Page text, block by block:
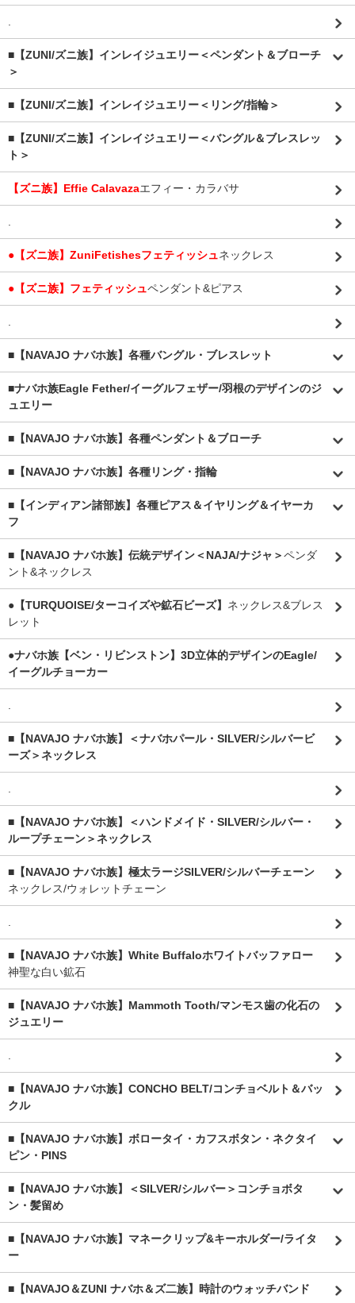
.
■【ZUNI/ズニ族】インレイジュエリー＜ペンダント＆ブローチ
＞
■【ZUNI/ズニ族】インレイジュエリー＜リング/指輪＞
■【ZUNI/ズニ族】インレイジュエリー＜バングル＆ブレスレッ
ト＞
【ズニ族】Effie Calavazaエフィー・カラバサ
.
●【ズニ族】ZuniFetishesフェティッシュネックレス
●【ズニ族】フェティッシュペンダント&ピアス
.
■【NAVAJO ナバホ族】各種バングル・ブレスレット
■ナバホ族Eagle Fether/イーグルフェザー/羽根のデザインのジ
ュエリー
■【NAVAJO ナバホ族】各種ペンダント＆ブローチ
■【NAVAJO ナバホ族】各種リング・指輪
■【インディアン諸部族】各種ピアス＆イヤリング＆イヤーカ
フ
■【NAVAJO ナバホ族】伝統デザイン＜NAJA/ナジャ＞ペンダ
ント&ネックレス
●【TURQUOISE/ターコイズや鉱石ビーズ】 ネックレス&ブレス
レット
●ナバホ族【ベン・リビンストン】3D立体的デザインのEagle/
イーグルチョーカー
.
■【NAVAJO ナバホ族】＜ナバホパール・SILVER/シルバービ
ーズ＞ネックレス
.
■【NAVAJO ナバホ族】＜ハンドメイド・SILVER/シルバー・
ループチェーン＞ネックレス
■【NAVAJO ナバホ族】極太ラージSILVER/シルバーチェーン
ネックレス/ウォレットチェーン
.
■【NAVAJO ナバホ族】White Buffaloホワイトバッファロー
神聖な白い鉱石
■【NAVAJO ナバホ族】Mammoth Tooth/マンモス歯の化石の
ジュエリー
.
■【NAVAJO ナバホ族】CONCHO BELT/コンチョベルト＆バッ
クル
■【NAVAJO ナバホ族】ボロータイ・カフスボタン・ネクタイ
ピン・PINS
■【NAVAJO ナバホ族】＜SILVER/シルバー＞コンチョボタ
ン・髪留め
■【NAVAJO ナバホ族】マネークリップ&キーホルダー/ライタ
ー
■【NAVAJO＆ZUNI ナバホ＆ズ二族】時計のウォッチバンド